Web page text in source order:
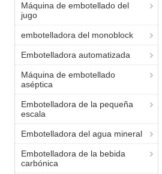
Máquina de embotellado del
jugo
embotelladora del monoblock
Embotelladora automatizada
Máquina de embotellado
aséptica
Embotelladora de la pequeña
escala
Embotelladora del agua mineral
Embotelladora de la bebida
carbónica